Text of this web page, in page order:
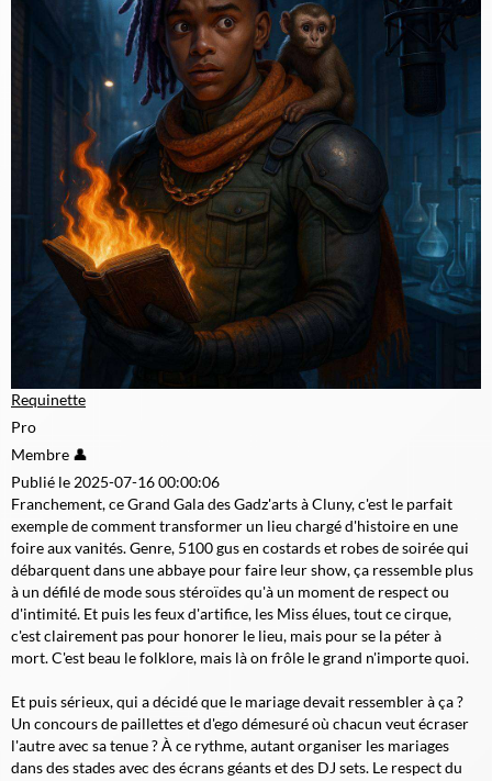
Requinette
Pro
Membre 👤
Publié le 2025-07-16 00:00:06
Franchement, ce Grand Gala des Gadz'arts à Cluny, c'est le parfait
exemple de comment transformer un lieu chargé d'histoire en une
foire aux vanités. Genre, 5100 gus en costards et robes de soirée qui
débarquent dans une abbaye pour faire leur show, ça ressemble plus
à un défilé de mode sous stéroïdes qu'à un moment de respect ou
d'intimité. Et puis les feux d'artifice, les Miss élues, tout ce cirque,
c'est clairement pas pour honorer le lieu, mais pour se la péter à
mort. C'est beau le folklore, mais là on frôle le grand n'importe quoi.
Et puis sérieux, qui a décidé que le mariage devait ressembler à ça ?
Un concours de paillettes et d'ego démesuré où chacun veut écraser
l'autre avec sa tenue ? À ce rythme, autant organiser les mariages
dans des stades avec des écrans géants et des DJ sets. Le respect du